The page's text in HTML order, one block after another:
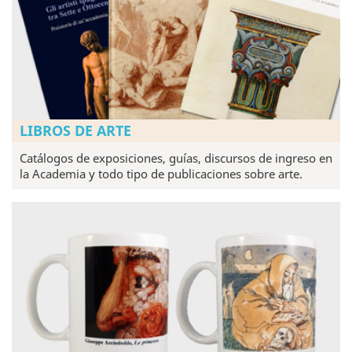
LIBROS DE ARTE
Catálogos de exposiciones, guías, discursos de ingreso en
la Academia y todo tipo de publicaciones sobre arte.